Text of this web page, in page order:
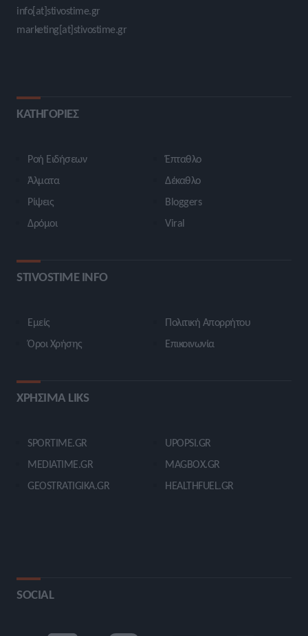
info[at]stivostime.gr
marketing[at]stivostime.gr
ΚΑΤΗΓΟΡΙΕΣ
Ροή Ειδήσεων
Άλματα
Ρίψεις
Δρόμοι
Έπταθλο
Δέκαθλο
Bloggers
Viral
STIVOSTIME INFO
Εμείς
Όροι Χρήσης
Πολιτική Απορρήτου
Επικοινωνία
ΧΡΗΣΙΜΑ LIKS
SPORTIME.GR
MEDIATIME.GR
GEOSTRATIGIKA.GR
UPOPSI.GR
MAGBOX.GR
HEALTHFUEL.GR
SOCIAL